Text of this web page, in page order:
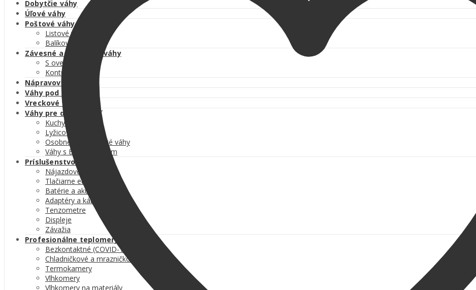
Dobytčie váhy
Úľové váhy
Poštové váhy
Listové váhy
Balíkové váhy
Závesné a žeriavové váhy
S overením
Kontrolné
Nápravové váhy
Váhy pod zásobníky
Vreckové váhy
Váhy pre domácnosť
Kuchynské váhy
Lyžicové váhy
Osobné a kojenecké váhy
Váhy s BMI výpočtom
Príslušenstvo k váham
Nájazdové rampy
Tlačiarne etikiet
Batérie a akumulátory
Adaptéry a káble
Tenzometre
Displeje
Závažia
Profesionálne teplomery
Bezkontaktné (COVID-19)
Chladničkové a mrazničkové
Termokamery
Vlhkomery
Vlhkomery na materiály